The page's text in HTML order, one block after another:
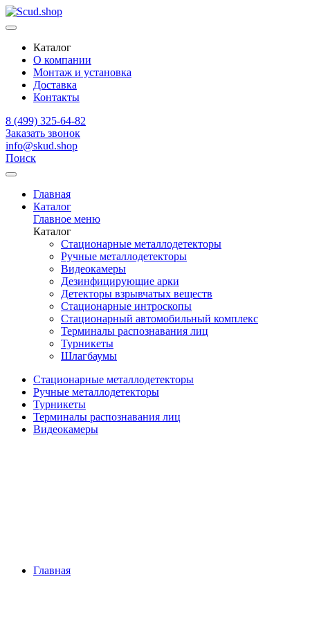
Каталог
О компании
Монтаж и установка
Доставка
Контакты
8 (499) 325-64-82
Заказать звонок
info@skud.shop
Поиск
Главная
Каталог
Главное меню
Каталог
Стационарные металлодетекторы
Ручные металлодетекторы
Видеокамеры
Дезинфицирующие арки
Детекторы взрывчатых веществ
Стационарные интроскопы
Стационарный автомобильный комплекс
Терминалы распознавания лиц
Турникеты
Шлагбаумы
Стационарные металлодетекторы
Ручные металлодетекторы
Турникеты
Терминалы распознавания лиц
Видеокамеры
Главная